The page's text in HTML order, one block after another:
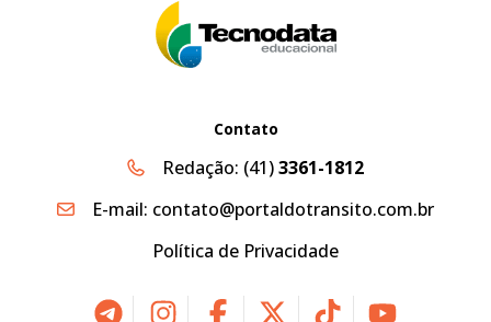
Contato
Redação: (41)3361-1812
E-mail: contato@portaldotransito.com.br
Política de Privacidade